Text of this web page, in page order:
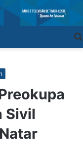
Sivil